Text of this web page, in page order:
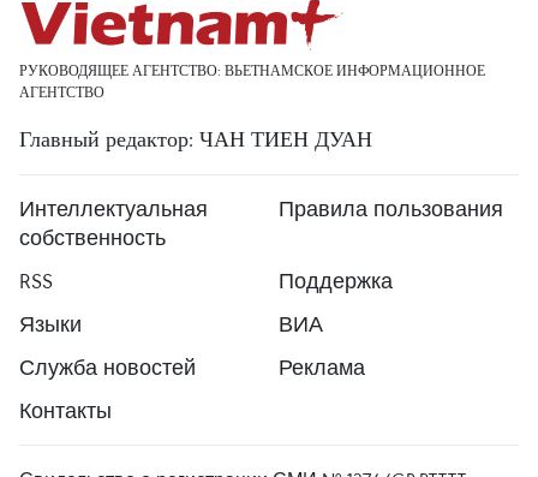
РУКОВОДЯЩЕЕ АГЕНТСТВО: ВЬЕТНАМСКОЕ ИНФОРМАЦИОННОЕ
АГЕНТСТВО
Главный редактор: ЧАН ТИЕН ДУАН
Интеллектуальная
собственность
Правила пользования
RSS
Поддержка
Языки
ВИА
Служба новостей
Реклама
Контакты